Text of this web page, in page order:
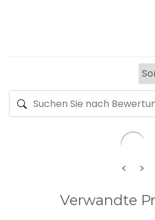
< >
Verwandte